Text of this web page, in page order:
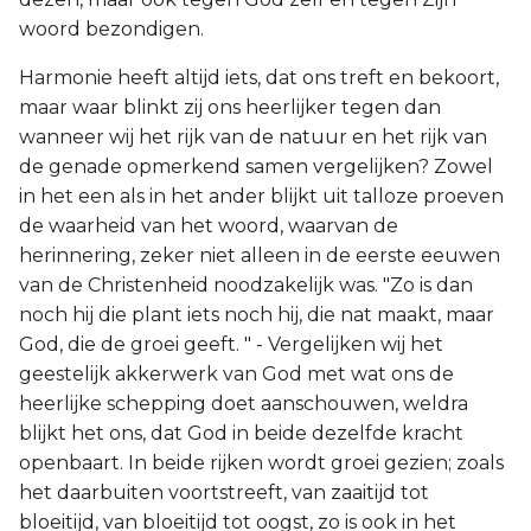
woord bezondigen.
Harmonie heeft altijd iets, dat ons treft en bekoort,
maar waar blinkt zij ons heerlijker tegen dan
wanneer wij het rijk van de natuur en het rijk van
de genade opmerkend samen vergelijken? Zowel
in het een als in het ander blijkt uit talloze proeven
de waarheid van het woord, waarvan de
herinnering, zeker niet alleen in de eerste eeuwen
van de Christenheid noodzakelijk was. "Zo is dan
noch hij die plant iets noch hij, die nat maakt, maar
God, die de groei geeft. " - Vergelijken wij het
geestelijk akkerwerk van God met wat ons de
heerlijke schepping doet aanschouwen, weldra
blijkt het ons, dat God in beide dezelfde kracht
openbaart. In beide rijken wordt groei gezien; zoals
het daarbuiten voortstreeft, van zaaitijd tot
bloeitijd, van bloeitijd tot oogst, zo is ook in het